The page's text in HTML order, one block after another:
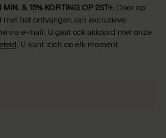
& 15% KORTING OP 2ST+. Door op
het ontvangen van exclusieve
via e-mail. U gaat ook akkoord met onze
. U kunt zich op elk moment